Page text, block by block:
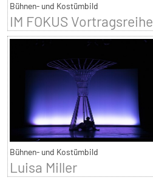
Bühnen- und Kostümbild
IM FOKUS Vortragsreihe
Bühnen- und Kostümbild
Luisa Miller